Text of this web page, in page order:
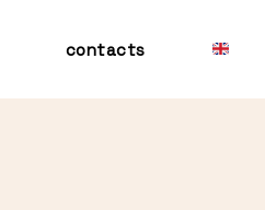
contacts